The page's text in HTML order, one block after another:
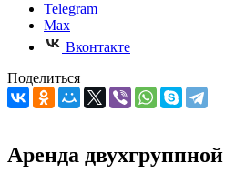
Telegram
Max
Вконтакте
Поделиться
Аренда